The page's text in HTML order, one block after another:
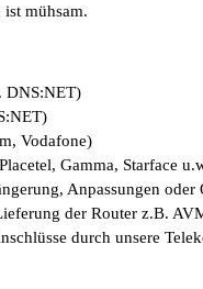
mühsam.
DNS:NET)
Vodafone)
Gamma, Starface
Anpassungen
der Router z.B.
durch unsere